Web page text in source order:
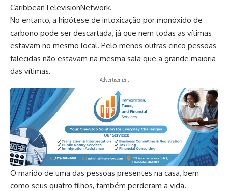
CaribbeanTelevisionNetwork.
No entanto, a hipótese de intoxicação por monóxido de
carbono pode ser descartada, já que nem todas as vítimas
estavam no mesmo local. Pelo menos outras cinco pessoas
falecidas não estavam na mesma sala que a grande maioria
das vítimas.
- Advertisement -
O marido de uma das pessoas presentes na casa, bem
como seus quatro filhos, também perderam a vida.